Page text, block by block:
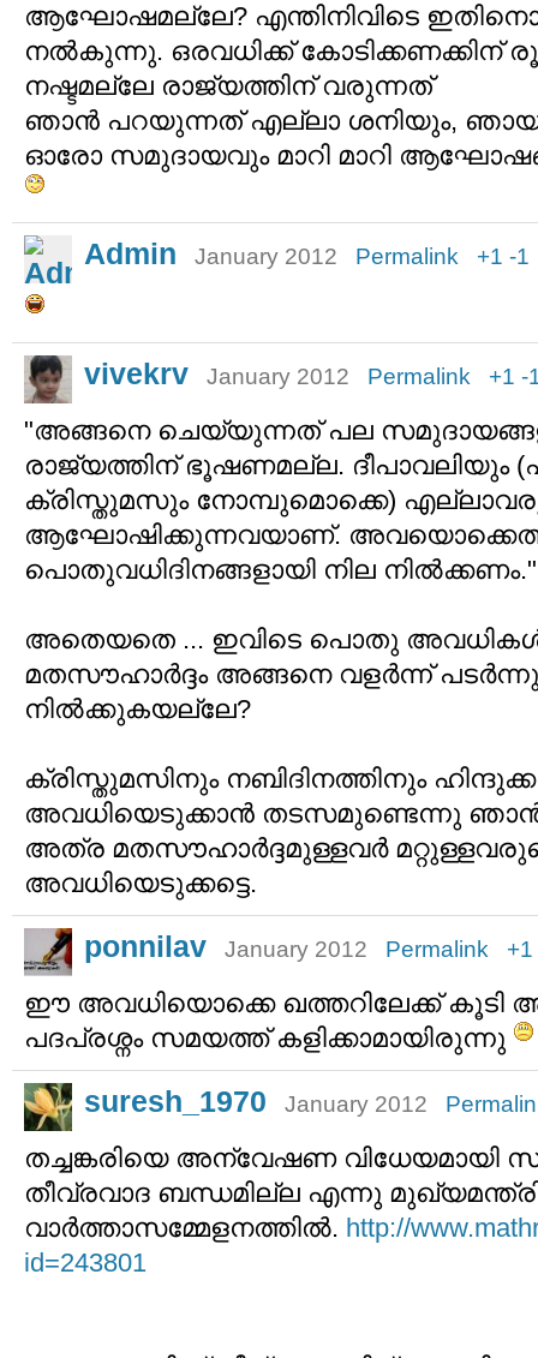
ആഘോഷമല്ലേ? എന്തിനിവിടെ
നല്‍കുന്നു. ഒരവധിക്ക്
നഷ്ടമല്ലേ രാജ്യത്തിന് വരുന്നത്
ഞാന്‍ പറയുന്നത് എല്ലാ ശനിയും,
ഓരോ സമുദായവും മാറി മാറി
Admin January 2012 Permalink +1 -1
vivekrv January 2012 Permalink +1 -
"അങ്ങനെ ചെയ്യുന്നത് പല
രാജ്യത്തിന് ഭൂഷണമല്ല. ദീപാവലിയും
ക്രിസ്തുമസും നോമ്പുമൊക്കെ)
ആഘോഷിക്കുന്നവയാണ്.
പൊതുവധിദിനങ്ങളായി നില നില്‍ക്കണം."
അതെയതെ ... ഇവിടെ പൊതു
മതസൗഹാര്‍ദ്ദം അങ്ങനെ വളര്‍ന്ന് പടര്‍ന്നു
നില്‍ക്കുകയല്ലേ?
ക്രിസ്തുമസിനും നബിദിനത്തിനും
അവധിയെടുക്കാന്‍ തടസമുണ്ടെന്നു
അത്ര മതസൗഹാര്‍ദ്ദമുള്ളവര്‍
അവധിയെടുക്കട്ടെ.
ponnilav January 2012 Permalink +1
ഈ അവധിയൊക്കെ ഖത്തറിലേക്ക് കൂടി
പദപ്രശ്നം സമയത്ത് കളിക്കാമായിരുന്നു
suresh_1970 January 2012
തച്ചങ്കരിയെ അന്വേഷണ
തീവ്രവാദ ബന്ധമില്ല എന്നു
വാര്‍ത്താസമ്മേളനത്തില്‍. http://
id=243801